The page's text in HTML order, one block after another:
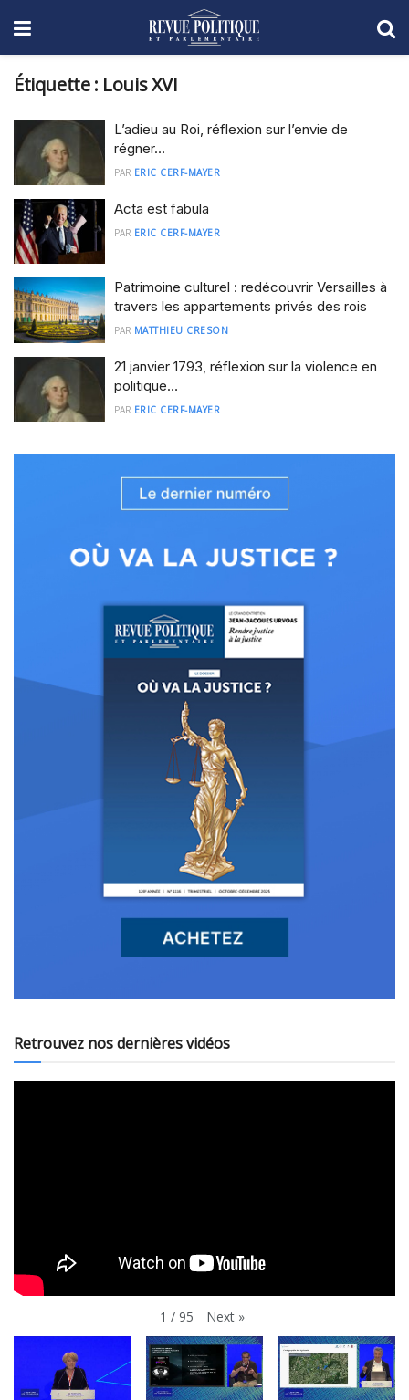
Étiquette : Louis XVI
L’adieu au Roi, réflexion sur l’envie de
régner…
PAR ERIC CERF-MAYER
Acta est fabula
PAR ERIC CERF-MAYER
Patrimoine culturel : redécouvrir Versailles à
travers les appartements privés des rois
PAR MATTHIEU CRESON
21 janvier 1793, réflexion sur la violence en
politique…
PAR ERIC CERF-MAYER
Retrouvez nos dernières vidéos
1 / 95 Next »